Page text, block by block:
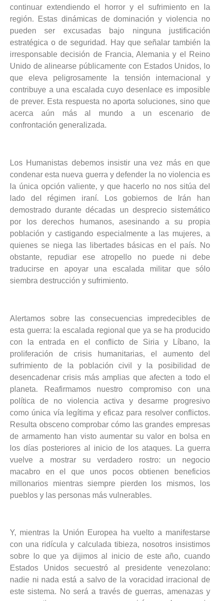
continuar extendiendo el horror y el sufrimiento en la
región. Estas dinámicas de dominación y violencia no
pueden ser excusadas bajo ninguna justificación
estratégica o de seguridad. Hay que señalar también la
irresponsable decisión de Francia, Alemania y el Reino
Unido de alinearse públicamente con Estados Unidos, lo
que eleva peligrosamente la tensión internacional y
contribuye a una escalada cuyo desenlace es imposible
de prever. Esta respuesta no aporta soluciones, sino que
acerca aún más al mundo a un escenario de
confrontación generalizada.
Los Humanistas debemos insistir una vez más en que
condenar esta nueva guerra y defender la no violencia es
la única opción valiente, y que hacerlo no nos sitúa del
lado del régimen iraní. Los gobiernos de Irán han
demostrado durante décadas un desprecio sistemático
por los derechos humanos, asesinando a su propia
población y castigando especialmente a las mujeres, a
quienes se niega las libertades básicas en el país. No
obstante, repudiar ese atropello no puede ni debe
traducirse en apoyar una escalada militar que sólo
siembra destrucción y sufrimiento.
Alertamos sobre las consecuencias impredecibles de
esta guerra: la escalada regional que ya se ha producido
con la entrada en el conflicto de Siria y Líbano, la
proliferación de crisis humanitarias, el aumento del
sufrimiento de la población civil y la posibilidad de
desencadenar crisis más amplias que afecten a todo el
planeta. Reafirmamos nuestro compromiso con una
política de no violencia activa y desarme progresivo
como única vía legítima y eficaz para resolver conflictos.
Resulta obsceno comprobar cómo las grandes empresas
de armamento han visto aumentar su valor en bolsa en
los días posteriores al inicio de los ataques. La guerra
vuelve a mostrar su verdadero rostro: un negocio
macabro en el que unos pocos obtienen beneficios
millonarios mientras siempre pierden los mismos, los
pueblos y las personas más vulnerables.
Y, mientras la Unión Europea ha vuelto a manifestarse
con una ridícula y calculada tibieza, nosotros insistimos
sobre lo que ya dijimos al inicio de este año, cuando
Estados Unidos secuestró al presidente venezolano:
nadie ni nada está a salvo de la voracidad irracional de
este sistema. No será a través de guerras, amenazas y